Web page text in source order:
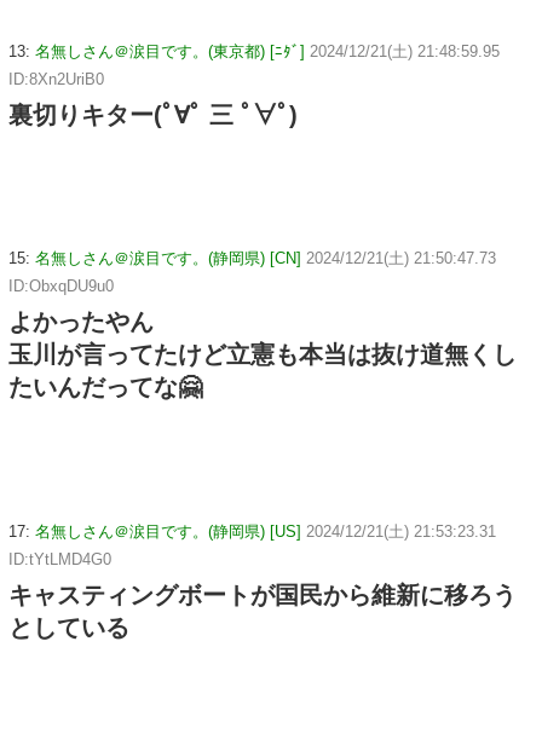
13: 名無しさん＠涙目です。(東京都) [ﾆﾀﾞ] 2024/12/21(土) 21:48:59.95
ID:8Xn2UriB0
裏切りキター(ﾟ∀ﾟ 三 ﾟ∀ﾟ)
15: 名無しさん＠涙目です。(静岡県) [CN] 2024/12/21(土) 21:50:47.73
ID:ObxqDU9u0
よかったやん
玉川が言ってたけど立憲も本当は抜け道無くし
たいんだってな🤗
17: 名無しさん＠涙目です。(静岡県) [US] 2024/12/21(土) 21:53:23.31
ID:tYtLMD4G0
キャスティングボートが国民から維新に移ろう
としている